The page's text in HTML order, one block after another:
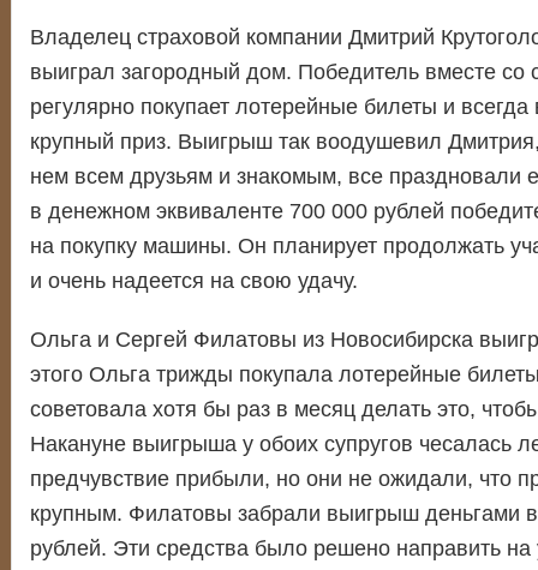
Владелец страховой компании Дмитрий
выиграл загородный дом. Победитель вместе со
регулярно покупает лотерейные билеты и всегда
крупный приз. Выигрыш так воодушевил
нем всем друзьям и знакомым, все праздновали
в денежном эквиваленте 700 000 рублей
на покупку машины. Он планирует продолжать
и очень надеется на свою удачу.
Ольга и Сергей Филатовы из Новосибирска
этого Ольга трижды покупала лотерейные
советовала хотя бы раз в месяц делать это,
Накануне выигрыша у обоих супругов чесалась
предчувствие прибыли, но они не ожидали, что
крупным. Филатовы забрали выигрыш деньгами
рублей. Эти средства было решено направить